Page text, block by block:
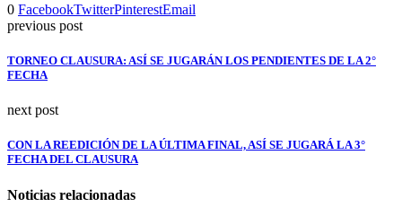
0 FacebookTwitterPinterestEmail
previous post
TORNEO CLAUSURA: ASÍ SE JUGARÁN LOS PENDIENTES DE LA 2°
FECHA
next post
CON LA REEDICIÓN DE LA ÚLTIMA FINAL, ASÍ SE JUGARÁ LA 3°
FECHA DEL CLAUSURA
Noticias relacionadas